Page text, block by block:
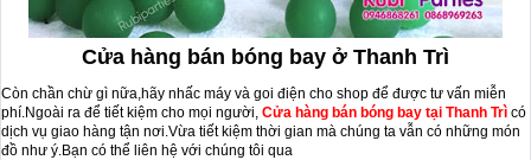
Cửa hàng bán bóng bay ở Thanh Trì
Còn chần chừ gì nữa,hãy nhấc máy và goi điện cho shop để được tư vấn miễn
phí.Ngoài ra để tiết kiệm cho mọi người, Cửa hàng bán bóng bay tại Thanh Trì có
dịch vụ giao hàng tận nơi.Vừa tiết kiệm thời gian mà chúng ta vẫn có những món
đồ như ý.Bạn có thể liên hệ với chúng tôi qua